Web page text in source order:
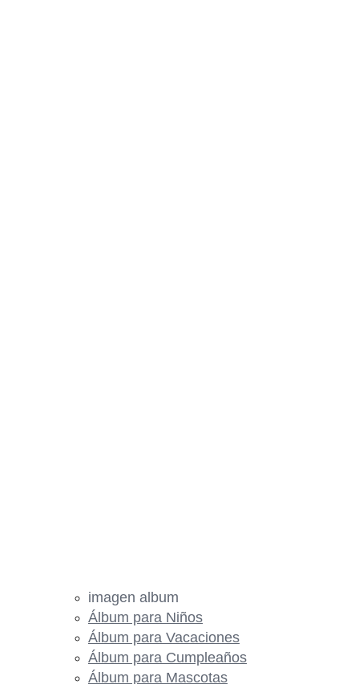
imagen album
Álbum para Niños
Álbum para Vacaciones
Álbum para Cumpleaños
Álbum para Mascotas